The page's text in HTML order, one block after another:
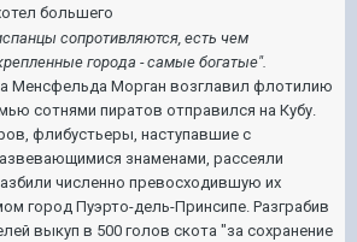
большего
сопротивляются, есть чем
города - самые богатые".
Менсфельда Морган возглавил флотилию
сотнями пиратов отправился на Кубу.
флибустьеры, наступавшие с
знаменами, рассеяли
численно превосходившую их
город Пуэрто-дель-Принсипе. Разграбив
выкуп в 500 голов скота "за сохранение